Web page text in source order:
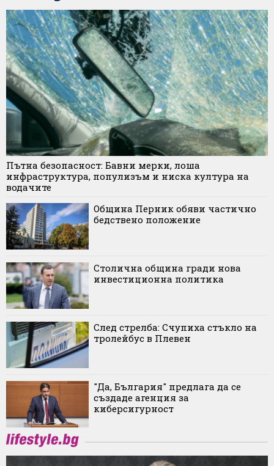
Пътна безопасност: Бавни мерки, лоша
инфраструктура, популизъм и ниска култура на
водачите
Община Перник обяви частично
бедствено положение
Столична община гради нова
инвестиционна политика
След стрелба: Счупиха стъкло на
тролейбус в Плевен
"Да, България" предлага да се
създаде агенция за
киберсигурност